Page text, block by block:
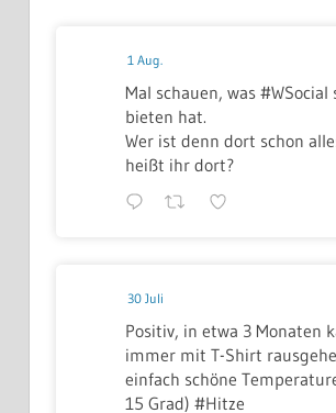
1 Aug.
Mal schauen, was #WSocial
bieten hat.
Wer ist denn dort schon
heißt ihr dort?
30 Juli
Positiv, in etwa 3 Monaten
immer mit T-Shirt
einfach schöne
15 Grad) #Hitze